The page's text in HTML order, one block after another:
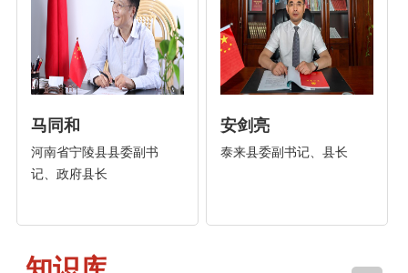
马同和
河南省宁陵县县委副书
记、政府县长
安剑亮
泰来县委副书记、县长